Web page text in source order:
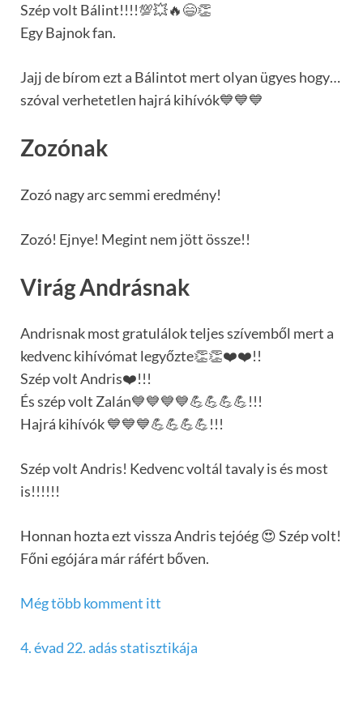
Szép volt Bálint!!!!💯💥🔥😄👏
Egy Bajnok fan.
Jajj de bírom ezt a Bálintot mert olyan ügyes hogy…
szóval verhetetlen hajrá kihívók💙💙💙
Zozónak
Zozó nagy arc semmi eredmény!
Zozó! Ejnye! Megint nem jött össze!!
Virág Andrásnak
Andrisnak most gratulálok teljes szívemből mert a
kedvenc kihívómat legyőzte👏👏❤️❤️!!
Szép volt Andris❤️!!!
És szép volt Zalán💙💙💙💙💪💪💪💪!!!
Hajrá kihívók 💙💙💙💪💪💪💪!!!
Szép volt Andris! Kedvenc voltál tavaly is és most
is!!!!!!
Honnan hozta ezt vissza Andris tejóég 😍 Szép volt!
Főni egójára már ráfért bőven.
Még több komment itt
4. évad 22. adás statisztikája